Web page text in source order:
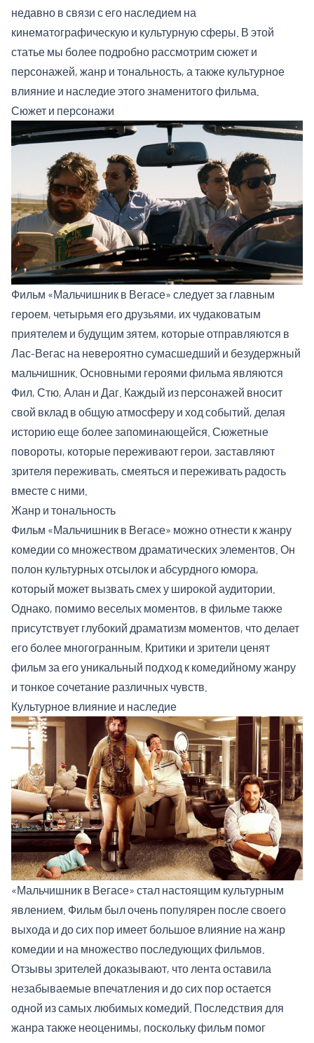
недавно в связи с его наследием на
кинематографическую и культурную сферы. В этой
статье мы более подробно рассмотрим сюжет и
персонажей, жанр и тональность, а также культурное
влияние и наследие этого знаменитого фильма.
Сюжет и персонажи
Фильм «Мальчишник в Вегасе» следует за главным
героем, четырьмя его друзьями, их чудаковатым
приятелем и будущим зятем, которые отправляются в
Лас-Вегас на невероятно сумасшедший и безудержный
мальчишник. Основными героями фильма являются
Фил, Стю, Алан и Даг. Каждый из персонажей вносит
свой вклад в общую атмосферу и ход событий, делая
историю еще более запоминающейся. Сюжетные
повороты, которые переживают герои, заставляют
зрителя переживать, смеяться и переживать радость
вместе с ними.
Жанр и тональность
Фильм «Мальчишник в Вегасе» можно отнести к жанру
комедии со множеством драматических элементов. Он
полон культурных отсылок и абсурдного юмора,
который может вызвать смех у широкой аудитории.
Однако, помимо веселых моментов, в фильме также
присутствует глубокий драматизм моментов, что делает
его более многогранным. Критики и зрители ценят
фильм за его уникальный подход к комедийному жанру
и тонкое сочетание различных чувств.
Культурное влияние и наследие
«Мальчишник в Вегасе» стал настоящим культурным
явлением. Фильм был очень популярен после своего
выхода и до сих пор имеет большое влияние на жанр
комедии и на множество последующих фильмов.
Отзывы зрителей доказывают, что лента оставила
незабываемые впечатления и до сих пор остается
одной из самых любимых комедий. Последствия для
жанра также неоценимы, поскольку фильм помог